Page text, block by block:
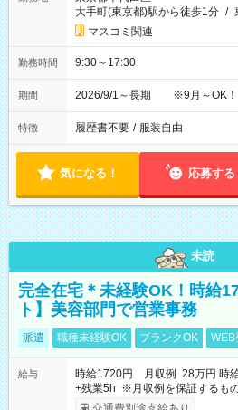
大手町(東京都)駅から徒歩1分 /
マスコミ関連
勤務時間 9:30～17:30
期間 2026/9/1～長期 ※9月～OK！
特徴 履歴書不要 / 服装自由
気になる！ 応募する
未読
完全在宅＊未経験OK！時給
ト】美容部門で営業事務
派遣 職種未経験OK ブランクOK WEB
給与
時給1720円 月収例 28万円 時
+残業5h ※月収例を保証するも
取りサービス利用可（利用条件有